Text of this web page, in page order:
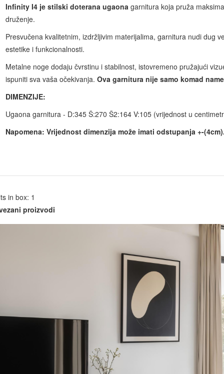
Infinity I4 je stilski doterana ugaona garnitura koja pruža
druženje.
Presvučena kvalitetnim, izdržljivim materijalima, garnitura nudi dug
estetike i funkcionalnosti.
Metalne noge dodaju čvrstinu i stabilnost, istovremeno pružajući
ispuniti sva vaša očekivanja. Ova garnitura nije samo komad
DIMENZIJE:
Ugaona garnitura - D:345 Š:270 Š2:164 V:105 (vrijednost u
Napomena: Vrijednost dimenzija može imati odstupanja +-(4cm).
in box: 1
proizvodi